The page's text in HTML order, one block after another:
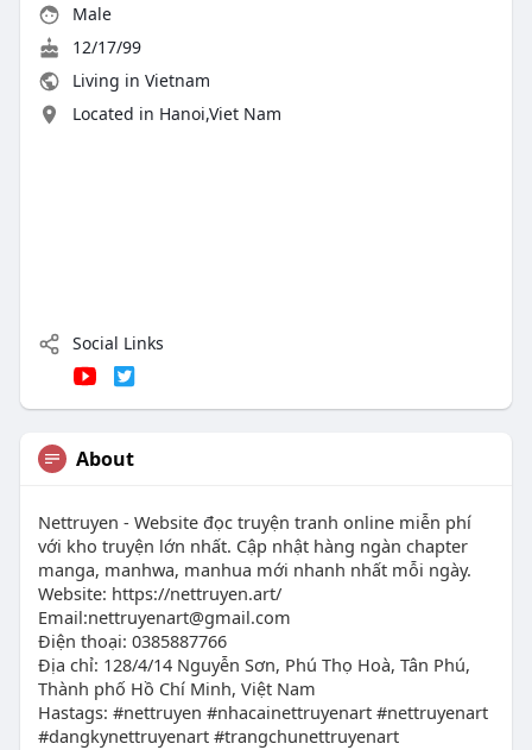
Male
12/17/99
Living in Vietnam
Located in Hanoi,Viet Nam
Social Links
About
Nettruyen - Website đọc truyện tranh online miễn phí
với kho truyện lớn nhất. Cập nhật hàng ngàn chapter
manga, manhwa, manhua mới nhanh nhất mỗi ngày.
Website: https://nettruyen.art/
Email:nettruyenart@gmail.com
Điện thoại: 0385887766
Địa chỉ: 128/4/14 Nguyễn Sơn, Phú Thọ Hoà, Tân Phú,
Thành phố Hồ Chí Minh, Việt Nam
Hastags: #nettruyen #nhacainettruyenart #nettruyenart
#dangkynettruyenart #trangchunettruyenart